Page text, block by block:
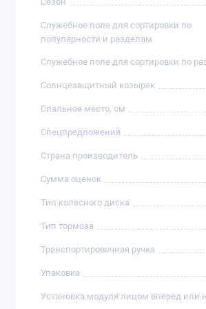
Служебное поле для сортировки по
популярности и разделам
Служебное поле для сортировки по
Солнцезащитный козырек
Спальное место, см
Спецпредложения
Страна производитель
Сумма оценок
Тип колесного диска
Тип тормоза
Транспортировочная ручка
Упаковка
Установка модуля лицом вперед или